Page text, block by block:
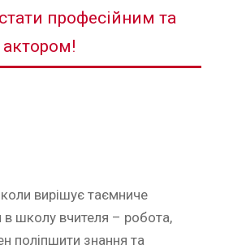
професійним та
вирішує таємниче
в школу вчителя – робота,
поліпшити знання та